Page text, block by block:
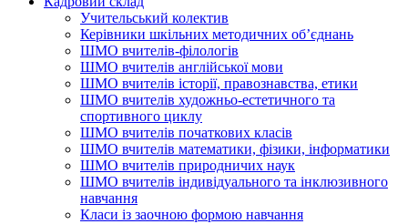
Учительський колектив
Керівники шкільних методичних об’єднань
ШМО вчителів-філологів
ШМО вчителів англійської мови
ШМО вчителів історії, правознавства, етики
ШМО вчителів художньо-естетичного та
спортивного циклу
ШМО вчителів початкових класів
ШМО вчителів математики, фізики, інформатики
ШМО вчителів природничих наук
ШМО вчителів індивідуального та інклюзивного
навчання
Класи із заочною формою навчання